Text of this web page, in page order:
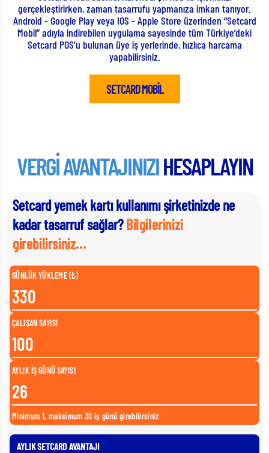
gerçekleştirirken, zaman tasarrufu yapmanıza imkan tanıyor.
Android - Google Play veya IOS - Apple Store üzerinden “Setcard
Mobil” adıyla indirebilen uygulama sayesinde tüm Türkiye’deki
Setcard POS’u bulunan üye iş yerlerinde, hızlıca harcama
yapabilirsiniz.
SETCARD MOBİL
VERGİ AVANTAJINIZIHESAPLAYIN
Setcard yemek kartı kullanımı şirketinizde ne
kadar tasarruf sağlar? Bilgilerinizi
girebilirsiniz...
GÜNLÜK YÜKLEME (₺)
ÇALIŞAN SAYISI
AYLIK İŞ GÜNÜ SAYISI
Minimum 1, maksimum 30 iş günü girebilirsiniz
AYLIK SETCARD AVANTAJI